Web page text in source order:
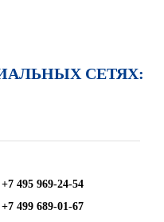
СЕТЯХ:
+7 495 969-24-54
+7 499 689-01-67